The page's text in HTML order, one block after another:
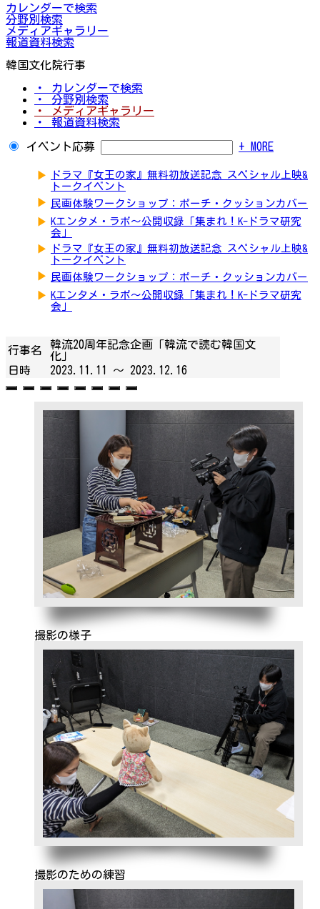
カレンダーで検索
分野別検索
メディアギャラリー
報道資料検索
韓国文化院行事
・ カレンダーで検索
・ 分野別検索
・ メディアギャラリー
・ 報道資料検索
イベント応募 + MORE
▶
ドラマ『女王の家』無料初放送記念 スペシャル上映&
トークイベント
▶ 民画体験ワークショップ：ポーチ・クッションカバー
▶ Kエンタメ・ラボ～公開収録「集まれ！K-ドラマ研究
会」
▶
ドラマ『女王の家』無料初放送記念 スペシャル上映&
トークイベント
▶ 民画体験ワークショップ：ポーチ・クッションカバー
▶ Kエンタメ・ラボ～公開収録「集まれ！K-ドラマ研究
会」
行事名
韓流20周年記念企画「韓流で読む韓国文
化」
日時
2023.11.11 ～ 2023.12.16
撮影の様子
撮影のための練習